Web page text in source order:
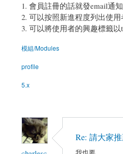
會員註冊的話就發email通
可以按照新進程度列出使用
可以將使用者的興趣標籤以
模組/Modules
profile
5.x
Re: 請大家